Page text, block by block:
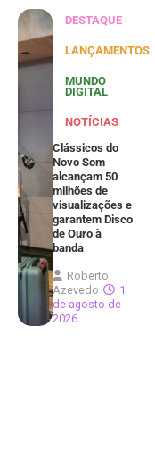
DESTAQUE
LANÇAMENTOS
MUNDO
DIGITAL
NOTÍCIAS
Clássicos do
Novo Som
alcançam 50
milhões de
visualizações e
garantem Disco
de Ouro à
banda
Roberto
Azevedo
1
de agosto de
2026